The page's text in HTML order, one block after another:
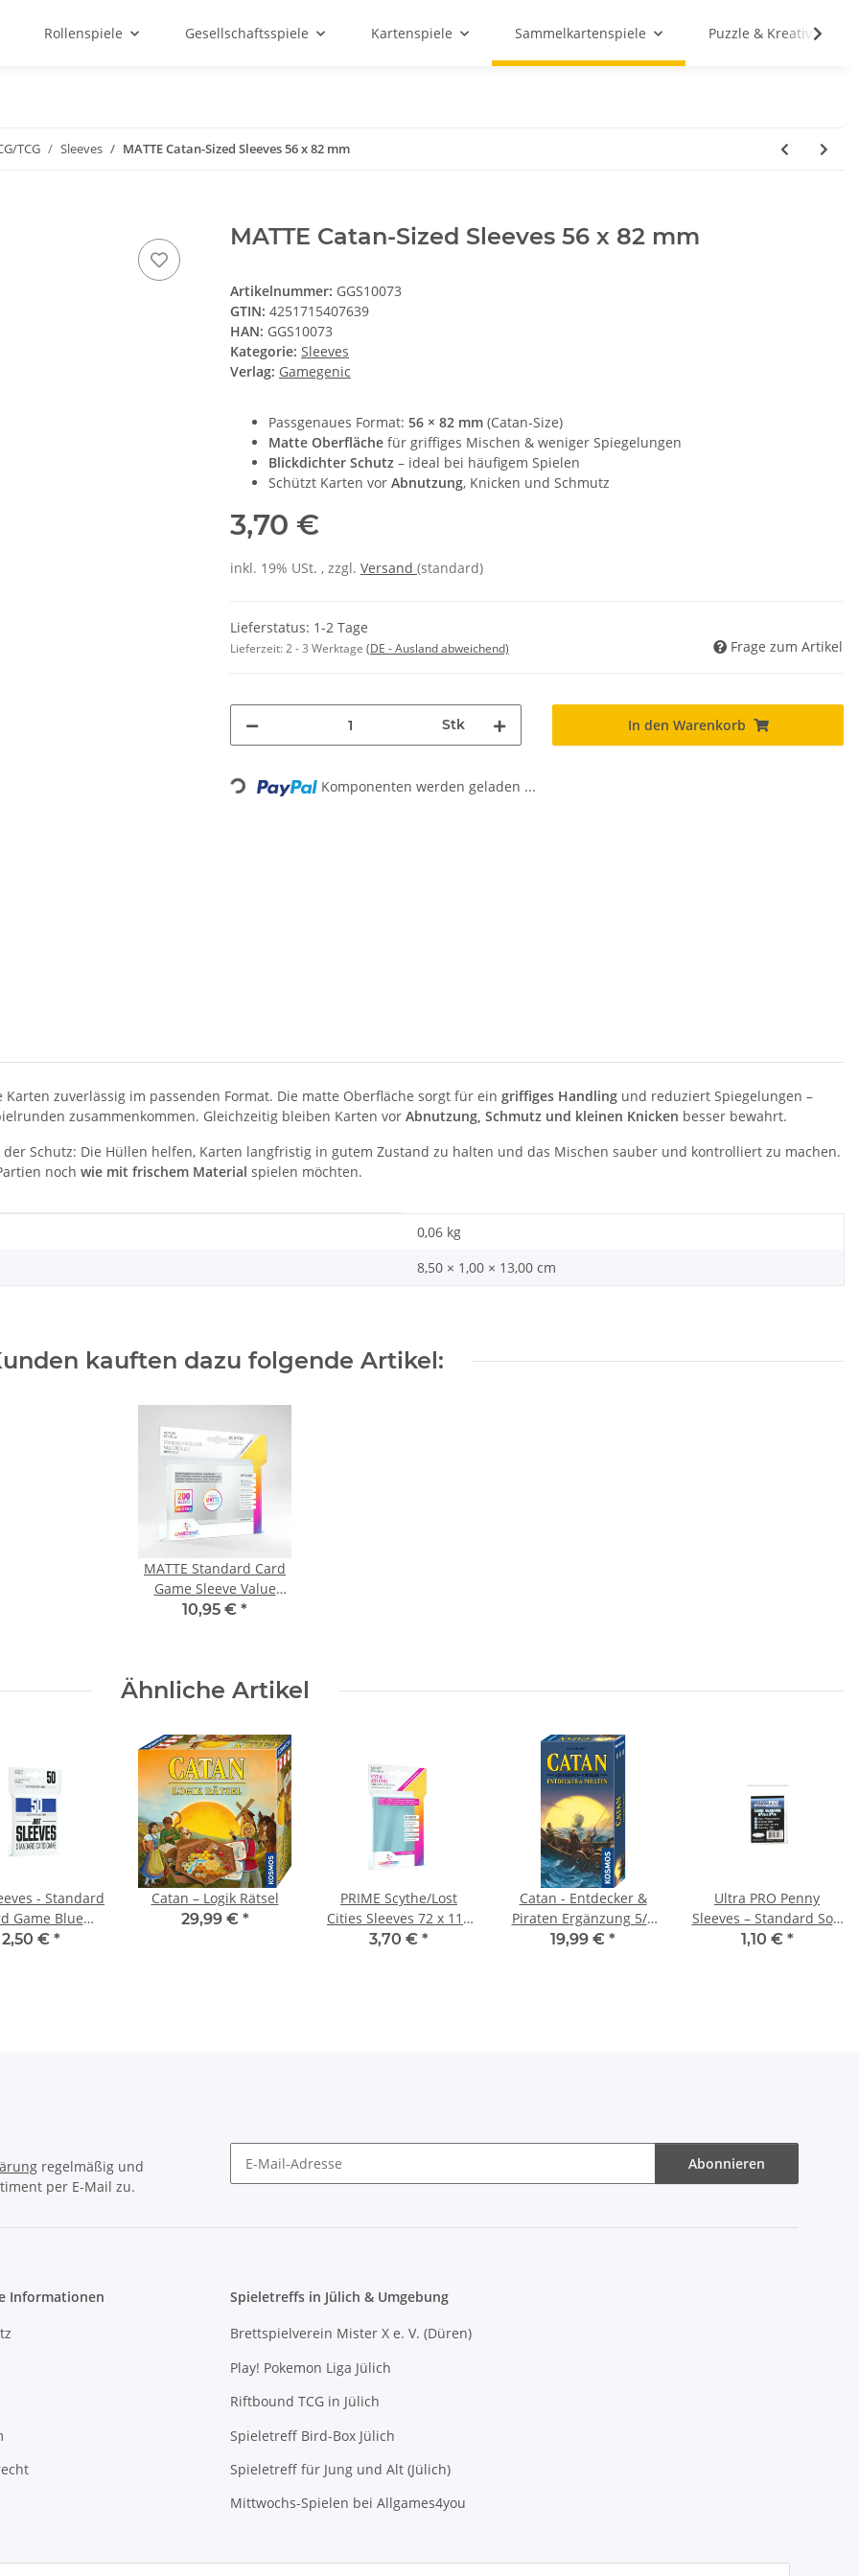
Rollenspiele Gesellschaftsspiele Kartenspiele Sammelkartenspiele Puzzle & Kreativ
TCG Sleeves MATTE Catan-Sized Sleeves 56 x 82 mm
MATTE Catan-Sized Sleeves 56 x 82 mm
Artikelnummer: GGS10073
GTIN: 4251715407639
HAN: GGS10073
Kategorie: Sleeves
Verlag: Gamegenic
Passgenaues Format: 56 × 82 mm (Catan-Size)
Matte Oberfläche für griffiges Mischen & weniger Spiegelungen
Blickdichter Schutz – ideal bei häufigem Spielen
Schützt Karten vor Abnutzung, Knicken und Schmutz
3,70 €
inkl. 19% USt. , zzgl. Versand (standard)
Lieferstatus: 1-2 Tage
Lieferzeit:2 - 3 Werktage (DE - Ausland abweichend) Frage zum Artikel
Stk In den Warenkorb
Loading... Komponenten werden geladen ...
zuverlässig im passenden Format. Die matte Oberfläche sorgt für ein griffiges Handling und reduziert Spiegelungen –
zusammenkommen. Gleichzeitig bleiben Karten vor Abnutzung, Schmutz und kleinen Knicken besser bewahrt.
Schutz: Die Hüllen helfen, Karten langfristig in gutem Zustand zu halten und das Mischen sauber und kontrolliert zu machen.
noch wie mit frischem Material spielen möchten.
0,06 kg
8,50 × 1,00 × 13,00 cm
kauften dazu folgende Artikel:
MATTE Standard Card
Game Sleeve Value
Pack 200 (Einzelpack)
10,95 € *
Ähnliche Artikel
- Standard
Game Blue
2,50 € *
Catan – Logik Rätsel
29,99 € *
PRIME Scythe/Lost
Cities Sleeves 72 x 112
mm
3,70 € *
Catan - Entdecker &
Piraten Ergänzung 5/6
Spieler
19,99 € *
Ultra PRO Penny
Sleeves – Standard Soft
Card Sleeves,
1,10 € *
regelmäßig und
per E-Mail zu.
Abonnieren
Informationen Spieletreffs in Jülich & Umgebung
Brettspielverein Mister X e. V. (Düren)
Play! Pokemon Liga Jülich
Riftbound TCG in Jülich
Spieletreff Bird-Box Jülich
Spieletreff für Jung und Alt (Jülich)
Mittwochs-Spielen bei Allgames4you